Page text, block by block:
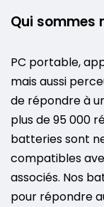
Qui sommes
PC portable,
mais aussi
de répondre à
plus de 95 000
batteries sont
compatibles
associés. Nos
pour répondre